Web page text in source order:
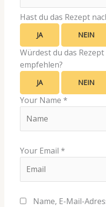
Hast du das Rezept
JA NEIN
Würdest du das
empfehlen?
JA NEIN
Your Name *
Your Email *
Name, E-Mail-